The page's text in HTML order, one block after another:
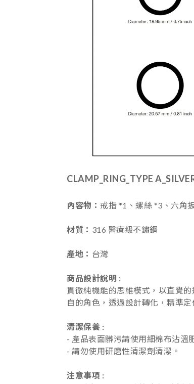
CLAMP_RING_TYPE
內容物 ： 戒指 *1、螺絲 *3、六角
材質 ： 316 醫療級不鏽鋼
產地 ： 台灣
商品設計說明 :
貫徹純機能的思維模式，以直覺
自的角色，透過設計轉化，精準定
清潔保養 :
- 產品表面髒污請使用細棉布沾溫
- 請勿使用研磨性清潔劑清潔。
注意事項 :